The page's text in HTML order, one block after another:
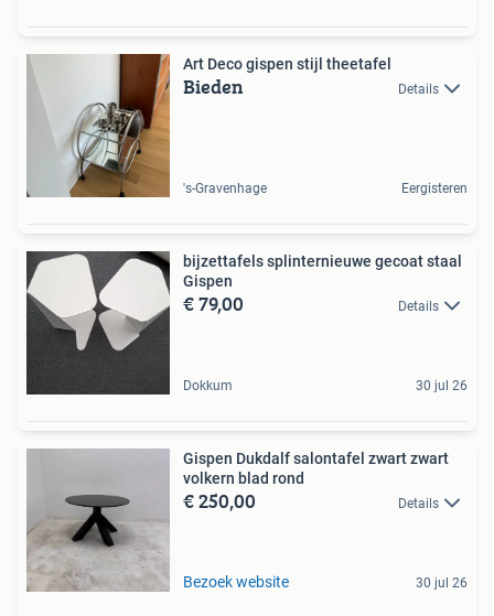
Art Deco gispen stijl theetafel
Bieden Details
's-Gravenhage Eergisteren
bijzettafels splinternieuwe gecoat staal
Gispen
€ 79,00 Details
Dokkum 30 jul 26
Gispen Dukdalf salontafel zwart zwart
volkern blad rond
€ 250,00 Details
Bezoek website 30 jul 26